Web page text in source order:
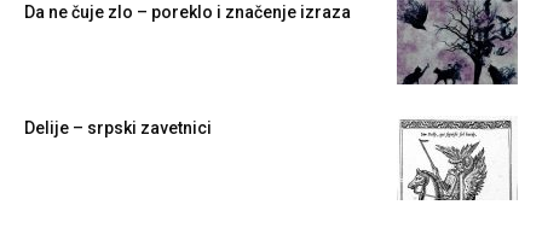
Da ne čuje zlo – poreklo i značenje izraza
Delije – srpski zavetnici